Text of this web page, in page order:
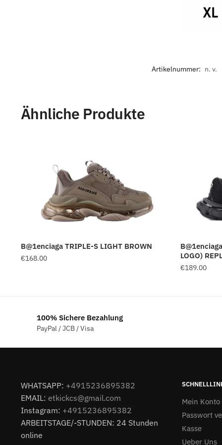
Artikelnummer: n. v.
Ähnliche Produkte
B@1enciaga TRIPLE-S LIGHT BROWN
€168.00
LOGO)
€189.00
100% Sichere Bezahlung
PayPal / JCB / Visa
WHATSAPP: +4915236895382
EMAIL: etkickcs@gmail.com
Instagram: +4915236895382
ARBEITSTAGE/-STUNDEN: 24 Stunden
online
Mein Konto
Passwort
Kasse
Ueber Uns